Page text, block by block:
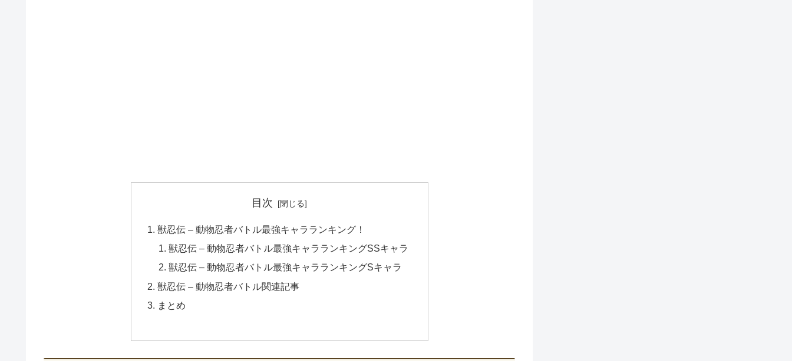
目次
獣忍伝 – 動物忍者バトル最強キャラランキング！
獣忍伝 – 動物忍者バトル最強キャラランキングSSキャラ
獣忍伝 – 動物忍者バトル最強キャラランキングSキャラ
獣忍伝 – 動物忍者バトル関連記事
まとめ